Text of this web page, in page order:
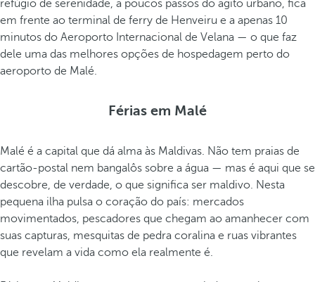
refúgio de serenidade, a poucos passos do agito urbano, fica
em frente ao terminal de ferry de Henveiru e a apenas 10
minutos do Aeroporto Internacional de Velana — o que faz
dele uma das melhores opções de hospedagem perto do
aeroporto de Malé.
Férias em Malé
Malé é a capital que dá alma às Maldivas. Não tem praias de
cartão-postal nem bangalôs sobre a água — mas é aqui que se
descobre, de verdade, o que significa ser maldivo. Nesta
pequena ilha pulsa o coração do país: mercados
movimentados, pescadores que chegam ao amanhecer com
suas capturas, mesquitas de pedra coralina e ruas vibrantes
que revelam a vida como ela realmente é.
r
a
d
i
a
l
d
a
s
M
a